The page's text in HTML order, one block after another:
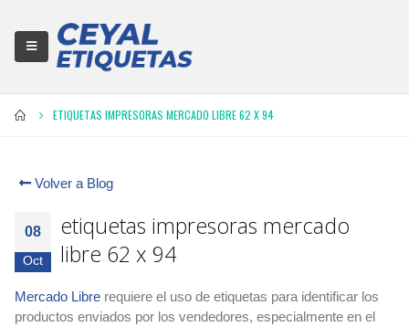
ETIQUETAS IMPRESORAS MERCADO LIBRE 62 X 94
Volver a Blog
08
Oct
etiquetas impresoras mercado
libre 62 x 94
Mercado Libre requiere el uso de etiquetas para identificar los
productos enviados por los vendedores, especialmente en el